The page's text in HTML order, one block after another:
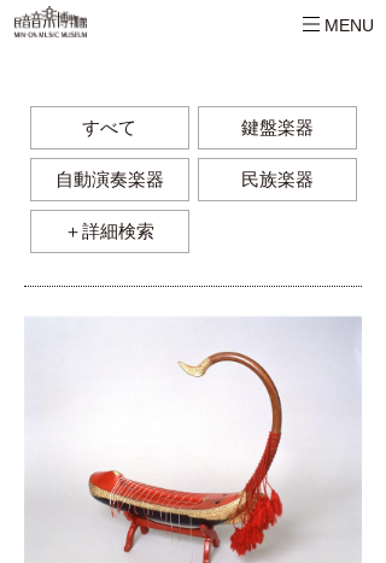
MENU
すべて 鍵盤楽器
自動演奏楽器 民族楽器
＋詳細検索